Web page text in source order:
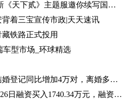
莫问今朝 再战天下！全新《天下贰》主题服邀你续写国韵风华！_当前播报
着三宝宣传市政|天天速讯
铁路正式投用
型市场_环球精选
一季度全国婚姻数据：结婚登记同比增加4万对，离婚多了12万对
世界信息:中钢国际：6月26日融资买入1740.34万元，融资融券余额2.76亿元